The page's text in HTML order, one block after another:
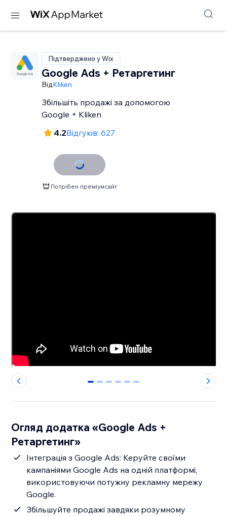
Підтверджено у Wix
Google Ads + Ретаргетинг
ВідKliken
Збільшіть продажі за допомогою
Google + Kliken
4.2Відгуків: 627
Потрібен преміумсайт
0 1 2 3 4 5
Огляд додатка «Google Ads +
Ретаргетинг»
Інтеграція з Google Ads: Керуйте своїми
кампаніями Google Ads на одній платформі,
використовуючи потужну рекламну мережу
Google.
Збільшуйте продажі завдяки розумному